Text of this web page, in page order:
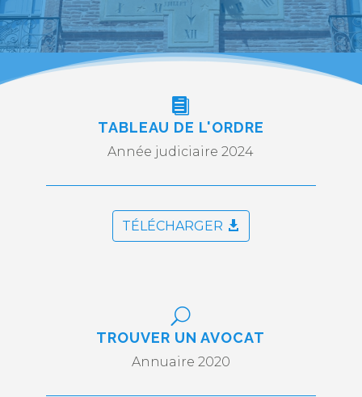

TABLEAU DE L'ORDRE
Année judiciaire 2024
TÉLÉCHARGER
U
TROUVER UN AVOCAT
Annuaire 2020